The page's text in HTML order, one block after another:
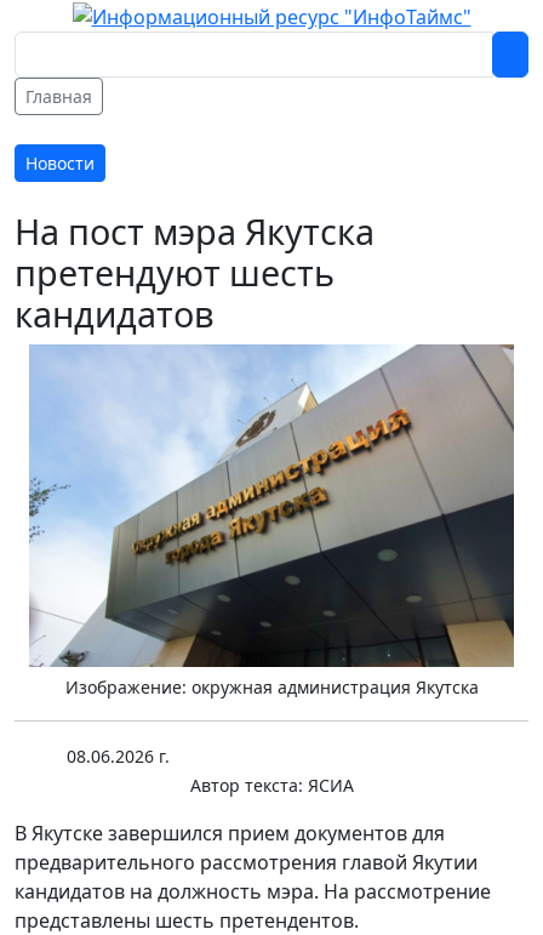
Главная
Новости
На пост мэра Якутска
претендуют шесть
кандидатов
Изображение: окружная администрация Якутска
08.06.2026 г.
Автор текста: ЯСИА
В Якутске завершился прием документов для
предварительного рассмотрения главой Якутии
кандидатов на должность мэра. На рассмотрение
представлены шесть претендентов.